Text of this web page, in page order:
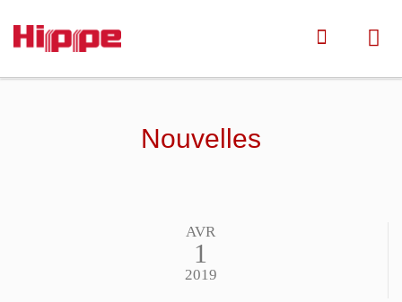
Nouvelles
AVR
1
2019